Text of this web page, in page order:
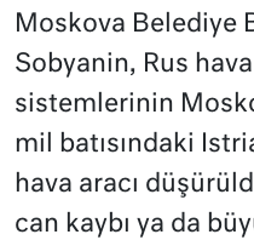
Moskova Belediye
Sobyanin, Rus
sistemlerinin
mil batısındaki
hava aracı
can kaybı ya da